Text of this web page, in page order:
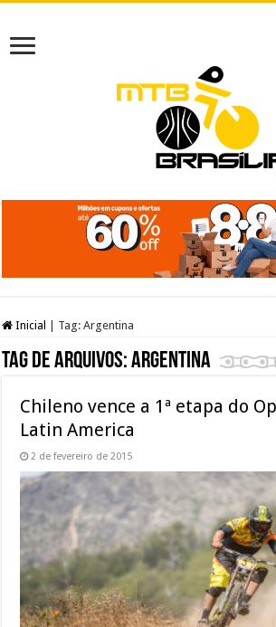
Inicial Tag:Argentina
Tag de arquivos:Argentina
Chileno vence a 1ª etapa do
Latin America
2 de fevereiro de 2015